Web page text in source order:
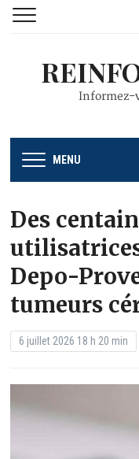
Informez-
MENU
Des
Depo-
tumeurs
6 juillet 2026 18 h 20 min